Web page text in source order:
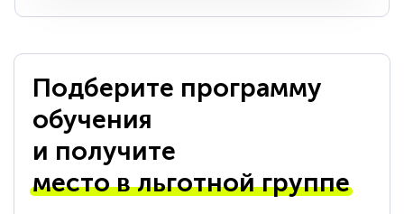
Подберите программу
обучения
и получите
место в льготной группе